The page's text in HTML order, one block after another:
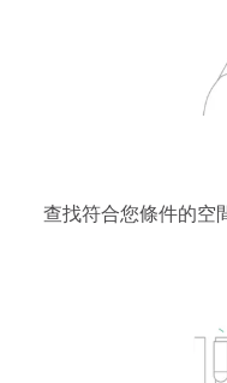
查找符合您條件的空